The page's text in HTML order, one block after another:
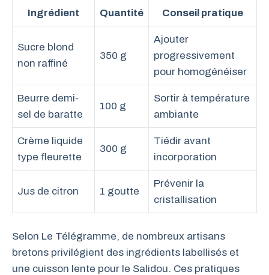
Ingrédient Quantité Conseil pratique
Sucre blond
non raffiné
350 g
Ajouter
progressivement
pour homogénéiser
Beurre demi-
sel de baratte
100 g
Sortir à température
ambiante
Crème liquide
type fleurette
300 g
Tiédir avant
incorporation
Jus de citron 1 goutte
Prévenir la
cristallisation
Selon Le Télégramme, de nombreux artisans
bretons privilégient des ingrédients labellisés et
une cuisson lente pour le Salidou. Ces pratiques